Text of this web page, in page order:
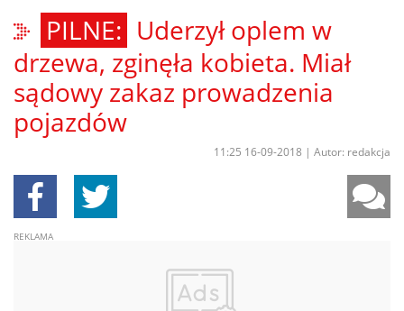
Uderzył oplem w
drzewa, zginęła kobieta. Miał
sądowy zakaz prowadzenia
pojazdów
11:25 16-09-2018 | Autor: redakcja